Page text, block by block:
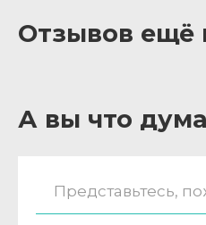
Отзывов ещё
А вы что